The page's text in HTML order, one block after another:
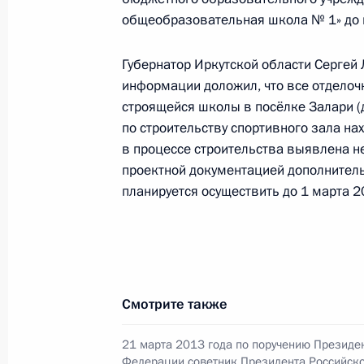
5 февраля 2016 года, 16:27
Исполнено поручение, данное по
конференц-связи жительницы
по поручению Президента
Российской Федерации Антоном
Федерации по приёму граждан в
5 февраля 2016 года, 16:25
Москвы Сергеем Собяниным в
общеобразовательная школа № 1»
Губернатор Иркутской области
информации доложил, что все
строящейся школы в посёлке Залари
по строительству спортивного зала
в процессе строительства выявлена
проектной документацией
планируется осуществить до 1 марта
Смотрите также
21 марта 2013 года по поручению